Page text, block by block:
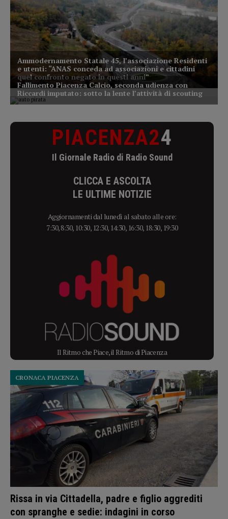
PIACENZA24
Il Giornale Radio di Radio Sound
CLICCA E ASCOLTA
LE ULTIME NOTIZIE
Aggiornamenti dal lunedì al sabato alle ore:
7:30, 8:30, 10:30, 12:30, 14:30, 16:30, 18:30, 19:30
Il Ritmo che Piace, il Ritmo di Piacenza
Rissa in via Cittadella, padre e figlio aggrediti
con spranghe e sedie: indagini in corso
CRONACA PIACENZA